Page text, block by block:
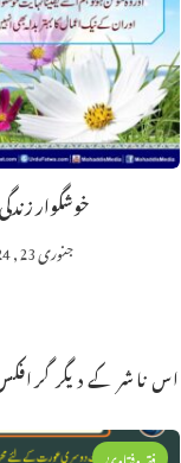
خوشگوار
جنوری 23, 2024
اس ناشر کے دیگر